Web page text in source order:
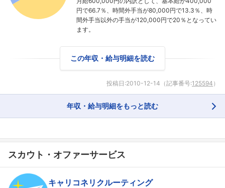
こちらの企業もフォローしませんか？
円で66.7％、時間外手当が80,000円で13.3％、時
間外手当以外の手当が120,000円で20％となってい
ます。
この年収・給与明細を読む
投稿日:2010-12-14 （記事番号:125594 ）
年収・給与明細をもっと読む
スカウト・オファーサービス
キャリコネリクルーティング